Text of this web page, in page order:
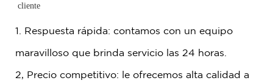
cliente
1. Respuesta rápida: contamos con un equipo
maravilloso que brinda servicio las 24 horas.
2, Precio competitivo: le ofrecemos alta calidad a